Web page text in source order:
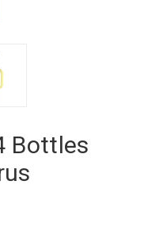
Bottles